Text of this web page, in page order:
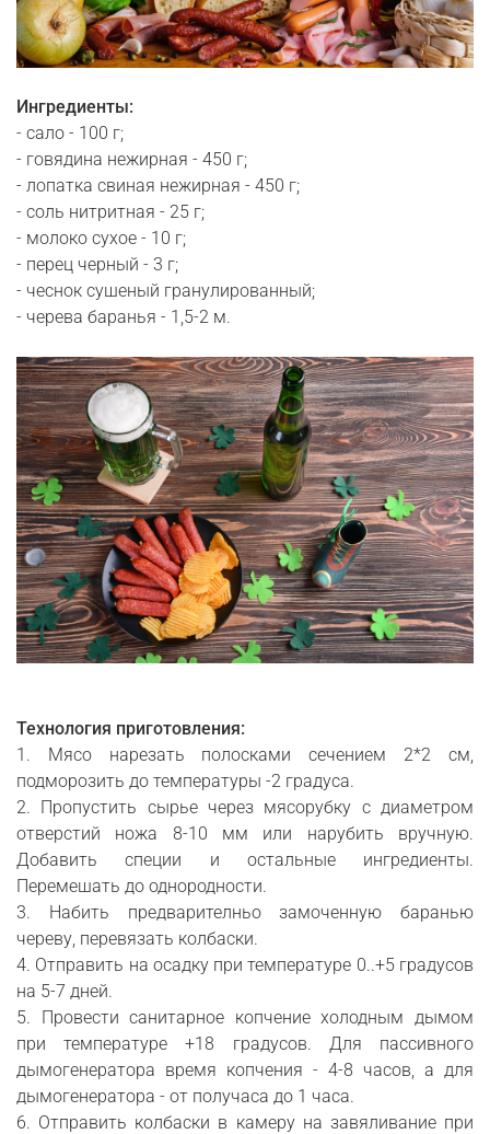
Ингредиенты:
- сало - 100 г;
- говядина нежирная - 450 г;
- лопатка свиная нежирная - 450 г;
- соль нитритная - 25 г;
- молоко сухое - 10 г;
- перец черный - 3 г;
- чеснок сушеный гранулированный;
- черева баранья - 1,5-2 м.
Технология приготовления:
1. Мясо нарезать полосками сечением 2*2 см,
подморозить до температуры -2 градуса.
2. Пропустить сырье через мясорубку с диаметром
отверстий ножа 8-10 мм или нарубить вручную.
Добавить специи и остальные ингредиенты.
Перемешать до однородности.
3. Набить предварителньо замоченную баранью
череву, перевязать колбаски.
4. Отправить на осадку при температуре 0..+5 градусов
на 5-7 дней.
5. Провести санитарное копчение холодным дымом
при температуре +18 градусов. Для пассивного
дымогенератора время копчения - 4-8 часов, а для
дымогенератора - от получаса до 1 часа.
6. Отправить колбаски в камеру на завяливание при